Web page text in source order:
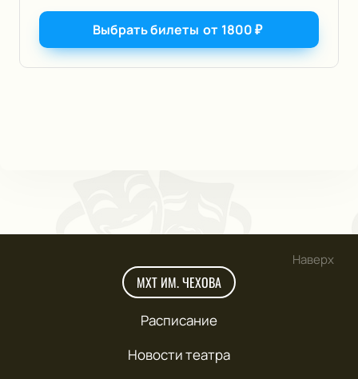
Выбрать билеты от 1800₽
Наверх
МХТ ИМ. ЧЕХОВА
Расписание
Новости театра